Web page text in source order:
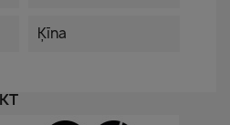
Ķīna